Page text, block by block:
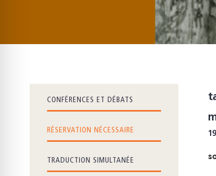
CONFÉRENCES ET DÉBATS
RÉSERVATION NÉCESSAIRE
TRADUCTION SIMULTANÉE